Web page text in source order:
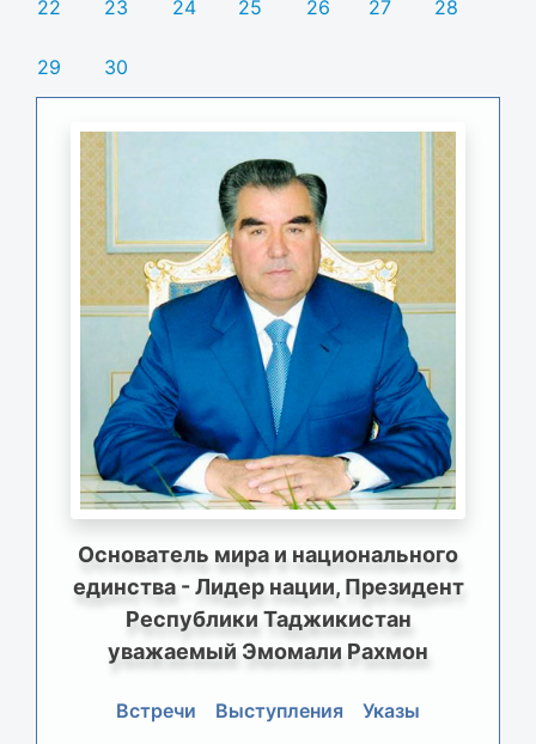
22 23 24 25 26 27 28
29 30
Основатель мира и национального
единства - Лидер нации, Президент
Республики Таджикистан
уважаемый Эмомали Рахмон
Встречи Выступления
Указы